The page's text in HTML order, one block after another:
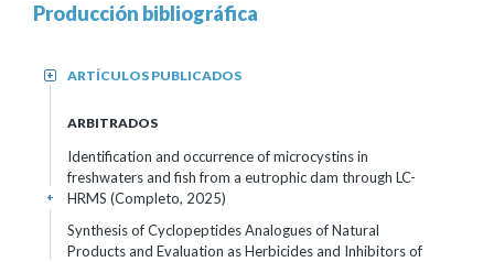
Producción bibliográfica
ARTÍCULOS PUBLICADOS
+
ARBITRADOS
Identification and occurrence of microcystins in
freshwaters and fish from a eutrophic dam through LC-
HRMS (Completo, 2025)
+
Synthesis of Cyclopeptides Analogues of Natural
Products and Evaluation as Herbicides and Inhibitors of